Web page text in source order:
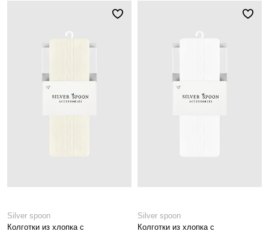
Silver spoon
Колготки из хлопка с
Silver spoon
Колготки из хлопка с